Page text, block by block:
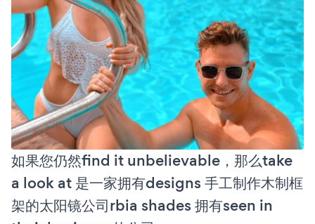
如果您仍然find it unbelievable，那么take
a look at 是一家拥有designs 手工制作木制框
架的太阳镜公司rbia shades 拥有seen in